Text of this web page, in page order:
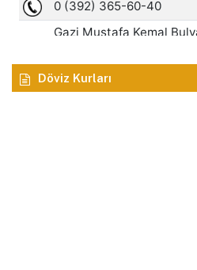
Döviz Kurları